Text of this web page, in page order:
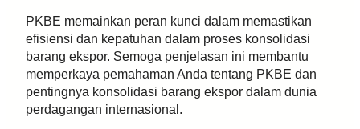
PKBE memainkan peran kunci dalam memastikan
efisiensi dan kepatuhan dalam proses konsolidasi
barang ekspor. Semoga penjelasan ini membantu
memperkaya pemahaman Anda tentang PKBE dan
pentingnya konsolidasi barang ekspor dalam dunia
perdagangan internasional.